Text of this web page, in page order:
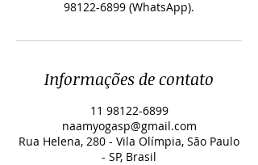
Informações de contato
11 98122-6899
naamyogasp@gmail.com
Rua Helena, 280 - Vila Olímpia, São Paulo
- SP, Brasil